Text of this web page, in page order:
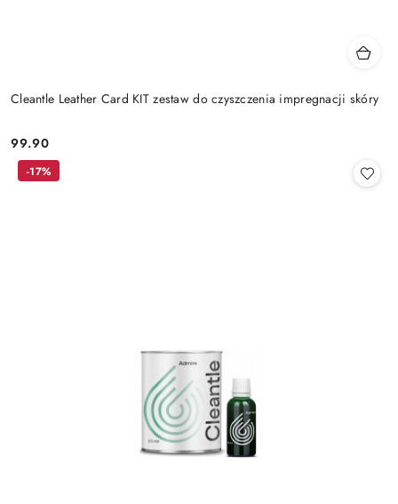
Cleantle Leather Card KIT zestaw do czyszczenia impregnacji skóry
Cena:
99.90
-17%